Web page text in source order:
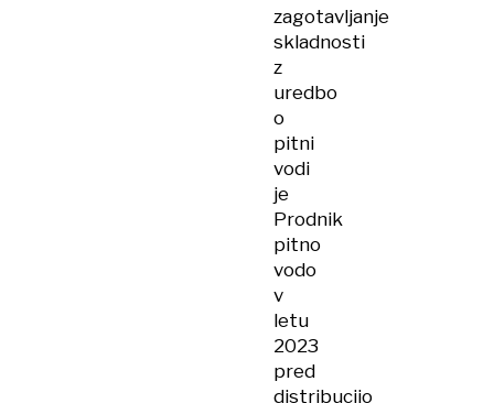
zagotavljanje
skladnosti
z
uredbo
o
pitni
vodi
je
Prodnik
pitno
vodo
v
letu
2023
pred
distribucijo